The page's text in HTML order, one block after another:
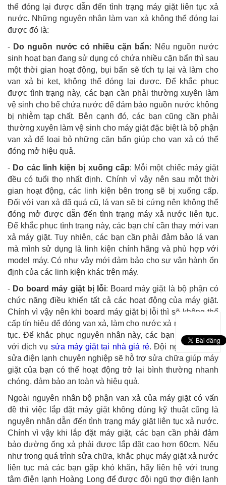
thể đóng lại được dẫn đến tình trạng máy giặt liên tục xả
nước. Những nguyên nhân làm van xả không thể đóng lại
được đó là:
- Do nguồn nước có nhiều cặn bẩn: Nếu nguồn nước
sinh hoạt bạn đang sử dụng có chứa nhiều cặn bẩn thì sau
một thời gian hoạt động, bụi bẩn sẽ tích tụ lại và làm cho
van xả bị kẹt, không thể đóng lại được. Để khắc phục
được tình trạng này, các bạn cần phải thường xuyên làm
vệ sinh cho bể chứa nước để đảm bảo nguồn nước không
bị nhiễm tạp chất. Bên cạnh đó, các bạn cũng cần phải
thường xuyên làm vệ sinh cho máy giặt đặc biệt là bộ phận
van xả để loại bỏ những cặn bẩn giúp cho van xả có thể
đóng mở hiệu quả.
- Do các linh kiện bị xuống cấp: Mỗi một chiếc máy giặt
đều có tuổi thọ nhất định. Chính vì vậy nên sau một thời
gian hoạt động, các linh kiện bên trong sẽ bị xuống cấp.
Đối với van xả đã quá cũ, lá van sẽ bị cứng nên không thể
đóng mở được dẫn đến tình trạng máy xả nước liên tục.
Để khắc phục tình trạng này, các bạn chỉ cần thay mới van
xả máy giặt. Tuy nhiên, các bạn cần phải đảm bảo lá van
mà mình sử dụng là linh kiện chính hãng và phù hợp với
model máy. Có như vậy mới đảm bảo cho sự vận hành ổn
định của các linh kiện khác trên máy.
- Do board máy giặt bị lỗi: Board máy giặt là bộ phận có
chức năng điều khiển tất cả các hoạt động của máy giặt.
Chính vì vậy nên khi board máy giặt bị lỗi thì sẽ không thể
cấp tín hiệu để đóng van xả, làm cho nước xả ra ngoài liên
tục. Để khắc phục nguyên nhân này, các bạn hãy liên hệ
với dịch vụ sửa máy giặt tại nhà giá rẻ. Đội ngũ nhân thợ
sửa điện lạnh chuyên nghiệp sẽ hỗ trợ sửa chữa giúp máy
giặt của bạn có thể hoạt động trở lại bình thường nhanh
chóng, đảm bảo an toàn và hiệu quả.
Ngoài nguyên nhân bộ phận van xả của máy giặt có vấn
đề thì việc lắp đặt máy giặt không đúng kỹ thuật cũng là
nguyên nhân dẫn đến tình trạng máy giặt liên tục xả nước.
Chính vì vậy khi lắp đặt máy giặt, các bạn cần phải đảm
bảo đường ống xả phải được lắp đặt cao hơn 60cm. Nếu
như trong quá trình sửa chữa, khắc phục máy giặt xả nước
liên tục mà các bạn gặp khó khăn, hãy liên hệ với trung
tâm điện lạnh Hoàng Long để được đội ngũ thợ điện lạnh